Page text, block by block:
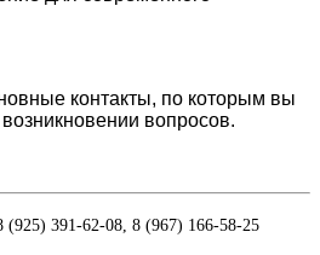
контакты, по которым вы
вопросов.
391-62-08, 8 (967) 166-58-25